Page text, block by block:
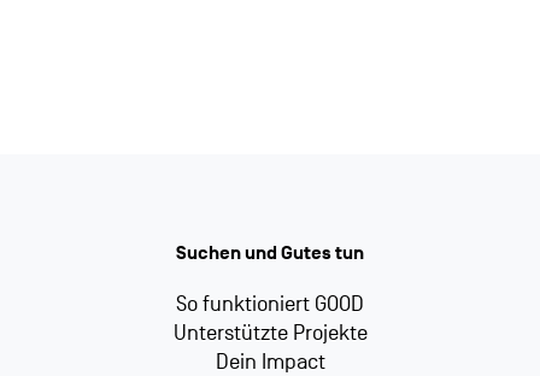
Suchen und Gutes tun
So funktioniert GOOD
Unterstützte Projekte
Dein Impact